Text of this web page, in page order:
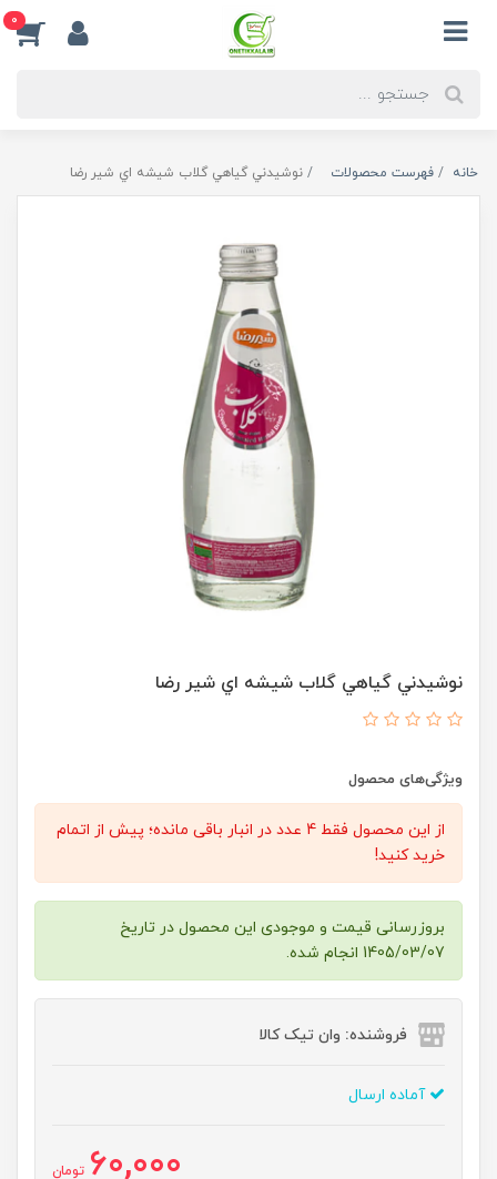
0
خانه فهرست محصولات نوشيدني گياهي گلاب شيشه اي شير رضا
نوشيدني گياهي گلاب شيشه اي شير رضا
ویژگی‌های محصول
از این محصول فقط 4 عدد در انبار باقی مانده؛ پیش از اتمام
خرید کنید!
بروزرسانی قیمت و موجودی این محصول در تاریخ
1405/03/07 انجام شده.
فروشنده: وان تیک کالا
آماده ارسال
60,000 تومان